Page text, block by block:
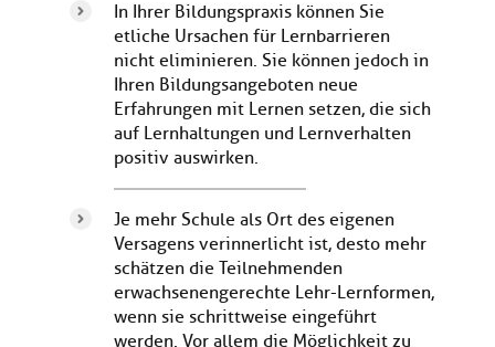
In Ihrer Bildungspraxis können Sie
etliche Ursachen für Lernbarrieren
nicht eliminieren. Sie können jedoch in
Ihren Bildungsangeboten neue
Erfahrungen mit Lernen setzen, die sich
auf Lernhaltungen und Lernverhalten
positiv auswirken.
Je mehr Schule als Ort des eigenen
Versagens verinnerlicht ist, desto mehr
schätzen die Teilnehmenden
erwachsenengerechte Lehr-Lernformen,
wenn sie schrittweise eingeführt
werden. Vor allem die Möglichkeit zu